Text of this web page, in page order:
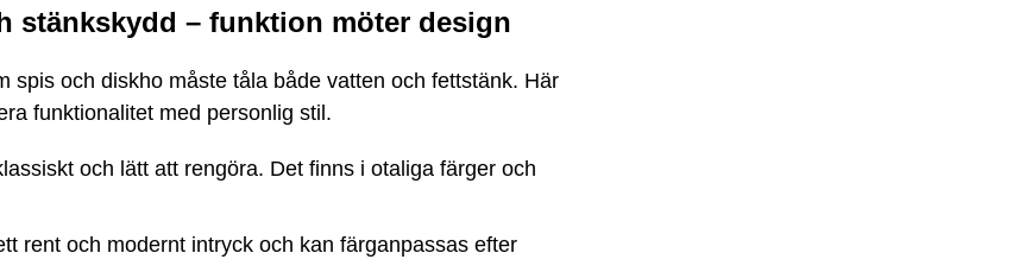
stänkskydd – funktion möter design
spis och diskho måste tåla både vatten och fettstänk. Här
funktionalitet med personlig stil.
och lätt att rengöra. Det finns i otaliga färger och
rent och modernt intryck och kan färganpassas efter